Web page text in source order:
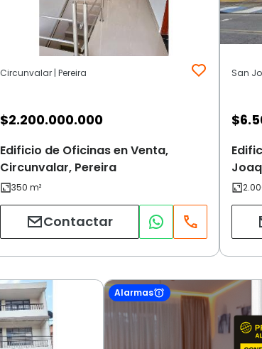
Circunvalar | Pereira
$2.200.000.000
Edificio de Oficinas en Venta,
Circunvalar, Pereira
Contactar
San
$
Alarmas